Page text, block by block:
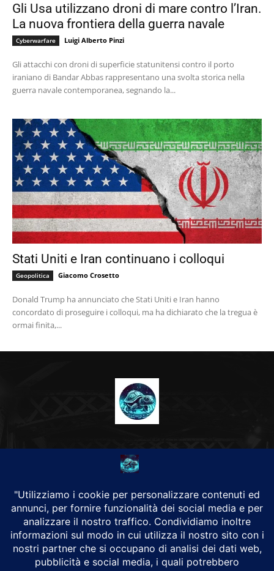
Gli Usa utilizzano droni di mare contro l’Iran.
La nuova frontiera della guerra navale
Cyberwarfare Luigi Alberto Pinzi
Gli attacchi con droni di superficie statunitensi contro il porto
iraniano di Bandar Abbas rappresentano una svolta storica nella
guerra navale contemporanea, segnando la...
Stati Uniti e Iran continuano i colloqui
Geopolitica Giacomo Crosetto
Donald Trump ha annunciato che Stati Uniti e Iran hanno
concordato di proseguire i colloqui, ma ha dichiarato che la tregua è
ormai finita,...
CHI SIAMO
Alground Geopolitica e Cyberwarfare.
Da una idea di Brunilde Trizio
Alground fa parte del Gruppo Trizio